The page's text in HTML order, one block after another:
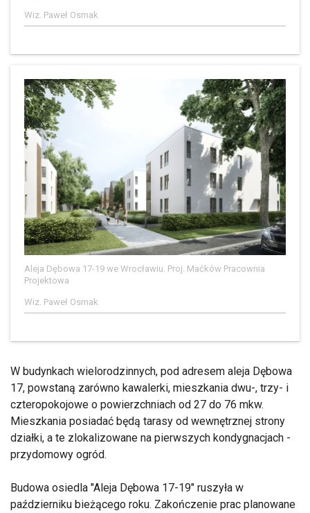
Wiz. Paweł Osmak
Aleja Dębowa 17-19 we Wrocławiu. Proj. Maćków Pracownia
Projektowa
Wiz. Paweł Osmak
W budynkach wielorodzinnych, pod adresem aleja Dębowa
17, powstaną zarówno kawalerki, mieszkania dwu-, trzy- i
czteropokojowe o powierzchniach od 27 do 76 mkw.
Mieszkania posiadać będą tarasy od wewnętrznej strony
działki, a te zlokalizowane na pierwszych kondygnacjach -
przydomowy ogród.
Budowa osiedla "Aleja Dębowa 17-19" ruszyła w
październiku bieżącego roku. Zakończenie prac planowane